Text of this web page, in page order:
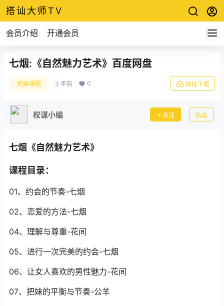
搭讪大师TV
会员介绍 开通会员
七烟:《自然魅力艺术》百度网盘
把妹课程 3 年前 0 前往下载
权谋小编 关注 私信
七烟《自然魅力艺术》
课程目录：
01、约会的节奏-七烟
02、恋爱的方法-七烟
04、理解与尊重-花间
05、进行一次完美的约会-七烟
06、让女人喜欢的男性魅力-花间
07、把妹的平衡与节奏-公羊